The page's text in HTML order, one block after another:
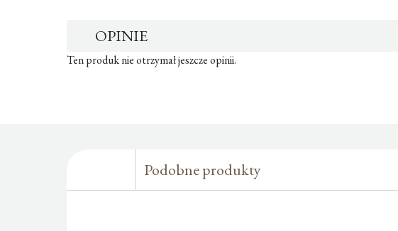
OPINIE
Ten produk nie otrzymał jeszcze opinii.
Podobne produkty